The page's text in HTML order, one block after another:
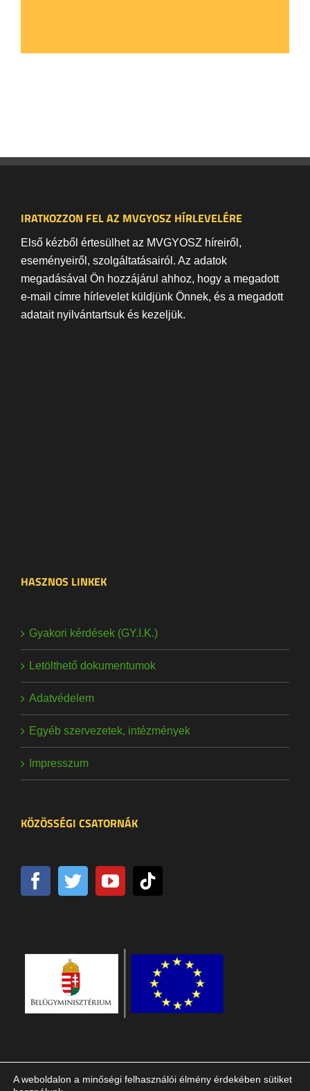
IRATKOZZON FEL AZ MVGYOSZ HÍRLEVELÉRE
Első kézből értesülhet az MVGYOSZ híreiről,
eseményeiről, szolgáltatásairól. Az adatok
megadásával Ön hozzájárul ahhoz, hogy a megadott
e-mail címre hírlevelet küldjünk Önnek, és a megadott
adatait nyilvántartsuk és kezeljük.
HASZNOS LINKEK
Gyakori kérdések (GY.I.K.)
Letölthető dokumentumok
Adatvédelem
Egyéb szervezetek, intézmények
Impresszum
KÖZÖSSÉGI CSATORNÁK
A weboldalon a minőségi felhasználói élmény érdekében sütiket